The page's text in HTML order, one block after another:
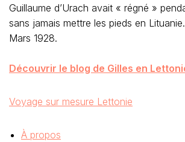
Guillaume d’Urach avait « régné »
sans jamais mettre les pieds en
Mars 1928.
Découvrir le blog de Gilles en
Voyage sur mesure Lettonie
À propos